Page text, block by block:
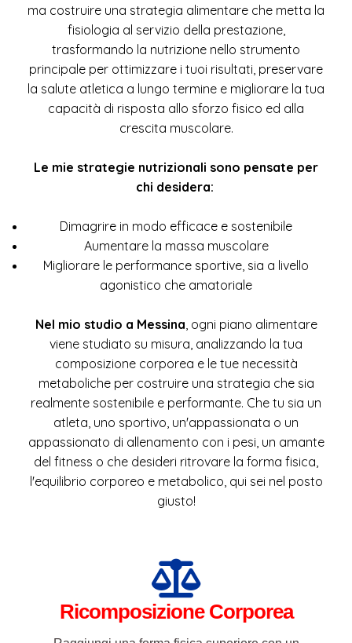
ma costruire una strategia alimentare che metta la
fisiologia al servizio della prestazione,
trasformando la nutrizione nello strumento
principale per ottimizzare i tuoi risultati, preservare
la salute atletica a lungo termine e migliorare la tua
capacità di risposta allo sforzo fisico ed alla
crescita muscolare.
Le mie strategie nutrizionali sono pensate per
chi desidera:
Dimagrire in modo efficace e sostenibile
Aumentare la massa muscolare
Migliorare le performance sportive, sia a livello
agonistico che amatoriale
Nel mio studio a Messina, ogni piano alimentare
viene studiato su misura, analizzando la tua
composizione corporea e le tue necessità
metaboliche per costruire una strategia che sia
realmente sostenibile e performante. Che tu sia un
atleta, uno sportivo, un'appassionata o un
appassionato di allenamento con i pesi, un amante
del fitness o che desideri ritrovare la forma fisica,
l'equilibrio corporeo e metabolico, qui sei nel posto
giusto!
Ricomposizione Corporea